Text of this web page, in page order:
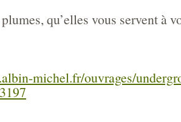
qu’elles vous servent à
michel.fr/ouvrages/